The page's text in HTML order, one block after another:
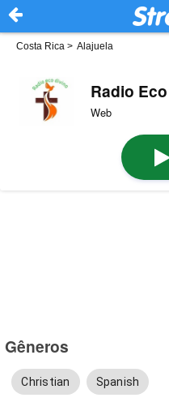
Costa Rica > Alajuela
Radio
Web
Gêneros
Christian Spanish